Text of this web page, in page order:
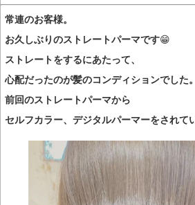
常連のお客様。
お久しぶりのストレートパーマです😁
ストレートをするにあたって、
心配だったのが髪のコンディションでした。
前回のストレートパーマから
セルフカラー、デジタルパーマーをされて